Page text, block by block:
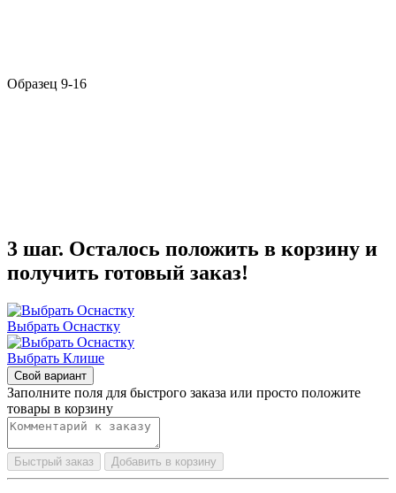
Образец 9-16
3 шаг. Осталось положить в корзину и
получить готовый заказ!
Выбрать Оснастку
Выбрать Клише
Свой вариант
Заполните поля для быстрого заказа или просто положите
товары в корзину
Быстрый заказ Добавить в корзину